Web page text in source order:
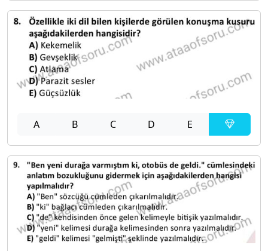
A B C D E